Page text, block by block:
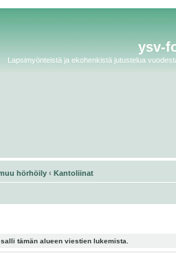
ysv-
Lapsimyönteistä ja ekohenkistä jutustelua
hörhöily ‹ Kantoliinat
tämän alueen viestien lukemista.